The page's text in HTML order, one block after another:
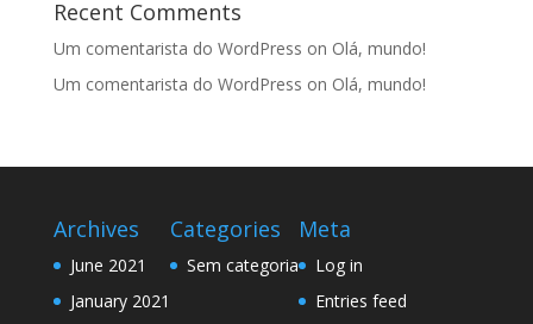
Recent Comments
Um comentarista do WordPress on Olá, mundo!
Um comentarista do WordPress on Olá, mundo!
Archives
June 2021
January 2021
Categories
Sem categoria
Meta
Log in
Entries feed